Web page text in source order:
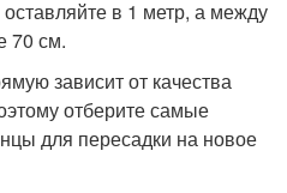
в 1 метр, а между
70 см.
зависит от качества
отберите самые
для пересадки на новое